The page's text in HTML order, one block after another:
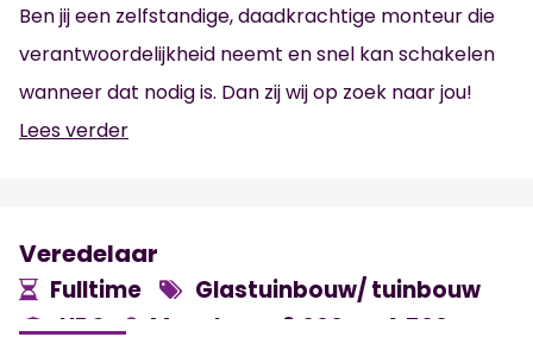
Ben jij een zelfstandige, daadkrachtige monteur die
verantwoordelijkheid neemt en snel kan schakelen
wanneer dat nodig is. Dan zij wij op zoek naar jou!
Lees verder
Veredelaar
Fulltime
Glastuinbouw/ tuinbouw
HBO
Monster 3.000 - 4.500